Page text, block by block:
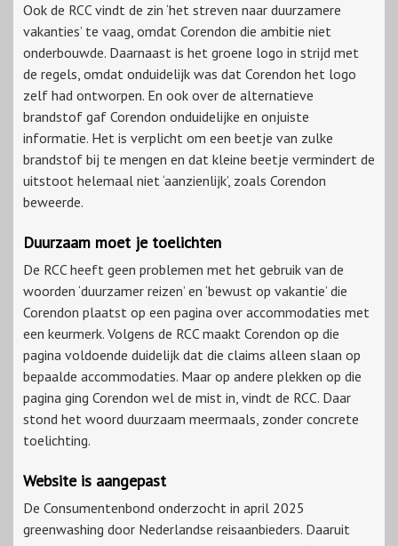
Ook de RCC vindt de zin ‘het streven naar duurzamere
vakanties’ te vaag, omdat Corendon die ambitie niet
onderbouwde. Daarnaast is het groene logo in strijd met
de regels, omdat onduidelijk was dat Corendon het logo
zelf had ontworpen. En ook over de alternatieve
brandstof gaf Corendon onduidelijke en onjuiste
informatie. Het is verplicht om een beetje van zulke
brandstof bij te mengen en dat kleine beetje vermindert de
uitstoot helemaal niet ‘aanzienlijk’, zoals Corendon
beweerde.
Duurzaam moet je toelichten
De RCC heeft geen problemen met het gebruik van de
woorden ‘duurzamer reizen’ en ‘bewust op vakantie’ die
Corendon plaatst op een pagina over accommodaties met
een keurmerk. Volgens de RCC maakt Corendon op die
pagina voldoende duidelijk dat die claims alleen slaan op
bepaalde accommodaties. Maar op andere plekken op die
pagina ging Corendon wel de mist in, vindt de RCC. Daar
stond het woord duurzaam meermaals, zonder concrete
toelichting.
Website is aangepast
De Consumentenbond onderzocht in april 2025
greenwashing door Nederlandse reisaanbieders. Daaruit